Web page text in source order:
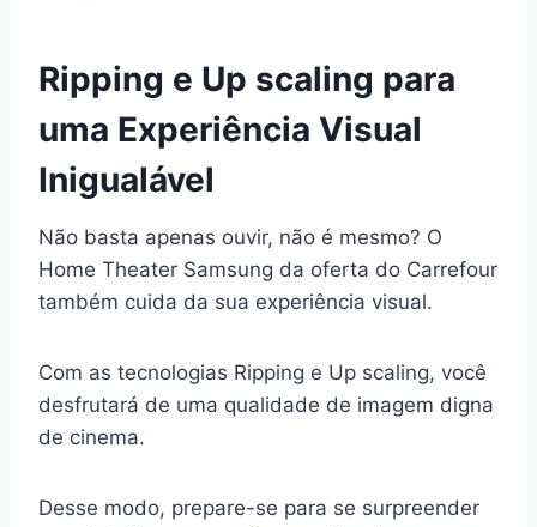
Ripping e Up scaling para
uma Experiência Visual
Inigualável
Não basta apenas ouvir, não é mesmo? O
Home Theater Samsung da oferta do Carrefour
também cuida da sua experiência visual.
Com as tecnologias Ripping e Up scaling, você
desfrutará de uma qualidade de imagem digna
de cinema.
Desse modo, prepare-se para se surpreender